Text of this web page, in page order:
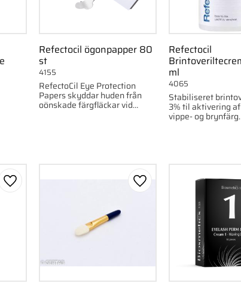
Refectocil ögonpapper 80
st
RefectoCil Eye Protection
Papers skyddar huden från
oönskade färgfläckar vid
4155
Refectocil
ml
Stabiliseret
3% til aktivering
vippe- og
4065
Gem som favorit Gem som favorit